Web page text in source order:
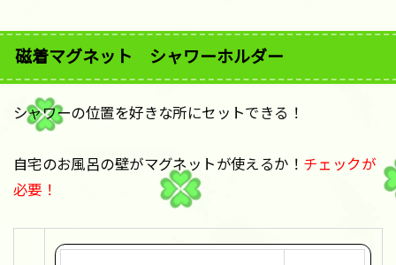
磁着マグネット シャワーホルダー
シャワーの位置を好きな所にセットできる！
自宅のお風呂の壁がマグネットが使えるか！ チェックが
必要！